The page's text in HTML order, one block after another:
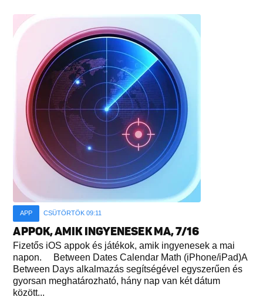
APP CSÜTÖRTÖK 09:11
APPOK, AMIK INGYENESEK MA, 7/16
Fizetős iOS appok és játékok, amik ingyenesek a mai
napon. Between Dates Calendar Math (iPhone/iPad)A
Between Days alkalmazás segítségével egyszerűen és
gyorsan meghatározható, hány nap van két dátum
között...